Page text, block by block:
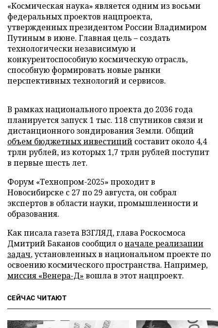
«Космическая наука» является одним из восьми
федеральных проектов нацпроекта,
утвержденных президентом России Владимиром
Путиным в июне. Главная цель – создать
технологически независимую и
конкурентоспособную космическую отрасль,
способную формировать новые рынки
перспективных технологий и сервисов.
В рамках национального проекта до 2036 года
планируется запуск 1 тыс. 118 спутников связи и
дистанционного зондирования Земли. Общий
объем бюджетных инвестиций составит около 4,4
трлн рублей, из которых 1,7 трлн рублей поступит
в первые шесть лет.
Форум «Технопром-2025» проходит в
Новосибирске с 27 по 29 августа, он собрал
экспертов в области науки, промышленности и
образования.
Как писала газета ВЗГЛЯД, глава Роскосмоса
Дмитрий Баканов сообщил оначале реализации
задач, установленных в национальном проекте по
освоению космического пространства. Например,
миссия «Венера-Д» вошла в этот нацпроект.
СЕЙЧАС ЧИТАЮТ